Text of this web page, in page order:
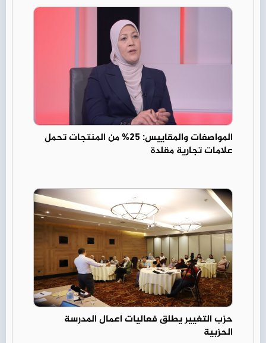
المواصفات والمقاييس: 25% من المنتجات تحمل
علامات تجارية مقلدة
حزب التغيير يطلق فعاليات اعمال المدرسة
الحزبية